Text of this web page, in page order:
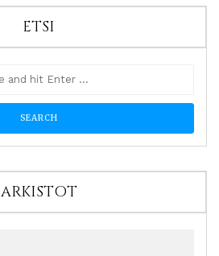
ETSI
ARKISTOT